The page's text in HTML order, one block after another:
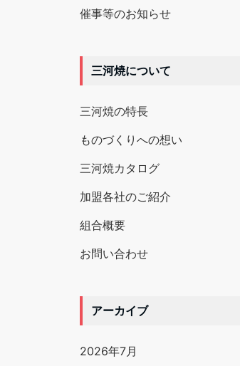
催事等のお知らせ
三河焼について
三河焼の特長
ものづくりへの想い
三河焼カタログ
加盟各社のご紹介
組合概要
お問い合わせ
アーカイブ
2026年7月